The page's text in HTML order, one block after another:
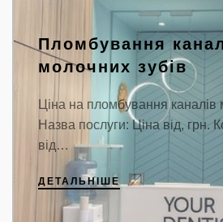
Пломбування
молочних зубів
Ціна на пломбування каналів
Назва послуги: Ціна від, грн.
від…
ДЕТАЛЬНІШЕ